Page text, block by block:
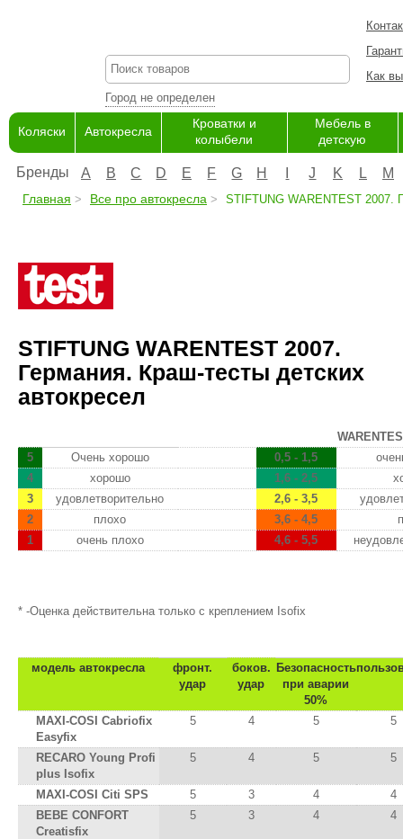
Город не определен
Как
Коляски Автокресла
Кроватки и
колыбели
Мебель в
детскую
Бренды A B C D E F G H J K L M
Главная Все про автокресла STIFTUNG WARENTEST 2007.
STIFTUNG WARENTEST 2007.
Германия. Краш-тесты детских
автокресел
5
Очень хорошо 0,5 - 1,5
4
хорошо 1,6 - 2,5
3
удовлетворительно 2,6 - 3,5
2
плохо 3,6 - 4,5
1
очень плохо 4,6 - 5,5
* -Оценка действительна только с креплением Isofix
модель автокресла
фронт.
удар
боков.
удар
Безопасность
при аварии
50%
MAXI-COSI Cabriofix
Easyfix
5 4 5 5
RECARO Young Profi
plus Isofix
5 4 5 5
MAXI-COSI Citi SPS 5 3 4
4
BEBE CONFORT
Creatisfix
5 3 4 4